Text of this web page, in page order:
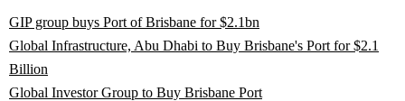
GIP group buys Port of Brisbane for $2.1bn
Global Infrastructure, Abu Dhabi to Buy Brisbane's Port for $2.1
Billion
Global Investor Group to Buy Brisbane Port